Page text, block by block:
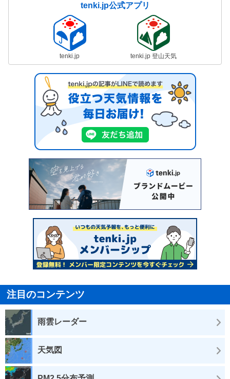
tenki.jp公式アプリ
tenki.jp tenki.jp 登山天気
注目のコンテンツ
雨雲レーダー
天気図